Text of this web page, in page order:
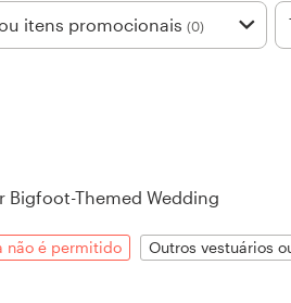
itens promocionais (0)
Themed Wedding
não é permitido
Outros vestuários